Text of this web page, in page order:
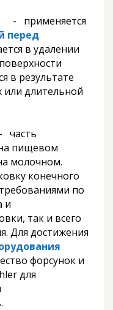
- применяется
перед
в удалении
в результате
или длительной
- часть
пищевом
молочном.
конечного
по
и
так и всего
Для достижения
форсунок и
для